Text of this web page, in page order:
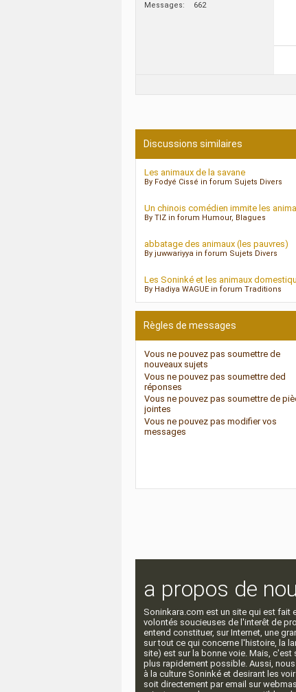
Messages
662
Discussions similaires
Les animaux de la savane
By Fodyé Cissé in forum Sujets Divers
Un chinois comédien immite les
By TIZ in forum Humour, Blagues
abbatage des animaux (les pauvres)
By juwwariyya in forum Sujets Divers
Les Soninké et les animaux
By Hadiya WAGUE in forum Traditions
Règles de messages
Vous ne pouvez pas soumettre de
nouveaux sujets
Vous ne pouvez pas soumettre ded
réponses
Vous ne pouvez pas soumettre de
jointes
Vous ne pouvez pas modifier vos
messages
a propos de
Soninkara.com est un site qui est fait
volontés soucieuses de l'interêt de
entend constituer, sur Internet, une
sur tout ce qui concerne l'histoire, la
site) est sur la bonne voie. Mais,
plus rapidement possible. Aussi,
à la culture Soninké et desirant les
soit directement par email sur